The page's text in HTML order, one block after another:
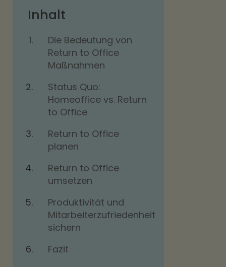
Inhalt
Die Bedeutung von
Return to Office
Maßnahmen
Status Quo:
Homeoffice vs. Return
to Office
Return to Office
planen
Return to Office
umsetzen
Produktivität und
Mitarbeiterzufriedenheit
sichern
Fazit